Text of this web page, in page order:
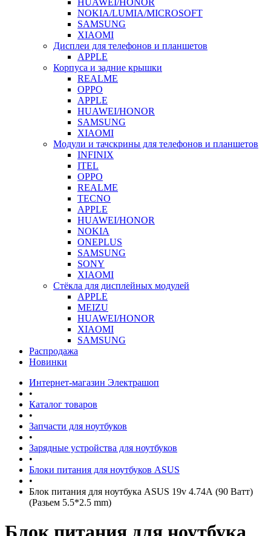
HUAWEI/HONOR
NOKIA/LUMIA/MICROSOFT
SAMSUNG
XIAOMI
Дисплеи для телефонов и планшетов
APPLE
Корпуса и задние крышки
REALME
OPPO
APPLE
HUAWEI/HONOR
SAMSUNG
XIAOMI
Модули и тачскрины для телефонов и планшетов
INFINIX
ITEL
OPPO
REALME
TECNO
APPLE
HUAWEI/HONOR
NOKIA
ONEPLUS
SAMSUNG
SONY
XIAOMI
Стёкла для дисплейных модулей
APPLE
MEIZU
HUAWEI/HONOR
XIAOMI
SAMSUNG
Распродажа
Новинки
Интернет-магазин Электрашоп
•
Каталог товаров
•
Запчасти для ноутбуков
•
Зарядные устройства для ноутбуков
•
Блоки питания для ноутбуков ASUS
•
Блок питания для ноутбука ASUS 19v 4.74А (90 Ватт)
(Разьем 5.5*2.5 mm)